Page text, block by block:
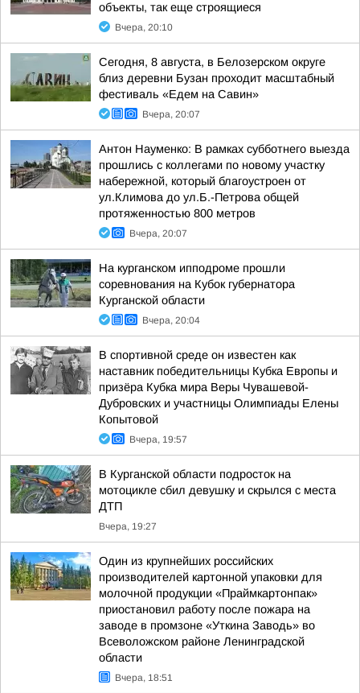
объекты, так еще строящиеся
Вчера, 20:10
Сегодня, 8 августа, в Белозерском округе
близ деревни Бузан проходит масштабный
фестиваль «Едем на Савин»
Вчера, 20:07
Антон Науменко: В рамках субботнего выезда
прошлись с коллегами по новому участку
набережной, который благоустроен от
ул.Климова до ул.Б.-Петрова общей
протяженностью 800 метров
Вчера, 20:07
На курганском ипподроме прошли
соревнования на Кубок губернатора
Курганской области
Вчера, 20:04
В спортивной среде он известен как
наставник победительницы Кубка Европы и
призёра Кубка мира Веры Чувашевой-
Дубровских и участницы Олимпиады Елены
Копытовой
Вчера, 19:57
В Курганской области подросток на
мотоцикле сбил девушку и скрылся с места
ДТП
Вчера, 19:27
Один из крупнейших российских
производителей картонной упаковки для
молочной продукции «Праймкартонпак»
приостановил работу после пожара на
заводе в промзоне «Уткина Заводь» во
Всеволожском районе Ленинградской
области
Вчера, 18:51